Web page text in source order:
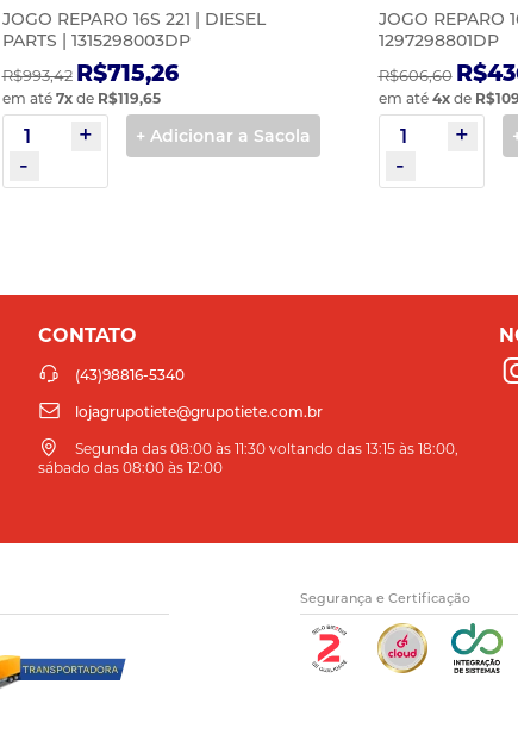
JOGO REPARO 16S 221 | DIESEL
PARTS | 1315298003DP
R$993,42 R$715,26
em até 7xde R$119,65
+ Adicionar a Sacola
JOGO REPARO
1297298801DP
R$606,60
em até 4xde
CONTATO
(43)98816-5340
lojagrupotiete@grupotiete.com.br
Segunda das 08:00 às 11:30 voltando das 13:15 às 18:00,
sábado das 08:00 às 12:00
Segurança e Certificação